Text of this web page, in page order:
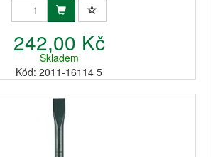
242,00 Kč
Skladem
Kód: 2011-16114 5